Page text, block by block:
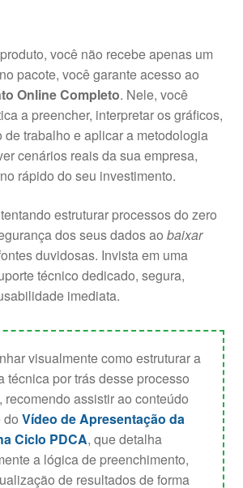
você não recebe apenas um
pacote, você garante acesso ao
Online Completo. Nele, você
a preencher, interpretar os gráficos,
de trabalho e aplicar a metodologia
cenários reais da sua empresa,
rápido do seu investimento.
estruturar processos do zero
dos seus dados ao baixar
duvidosas. Invista em uma
técnico dedicado, segura,
imediata.
visualmente como estruturar a
técnica por trás desse processo
recomendo assistir ao conteúdo
do Vídeo de Apresentação da
Ciclo PDCA, que detalha
a lógica de preenchimento,
de resultados de forma